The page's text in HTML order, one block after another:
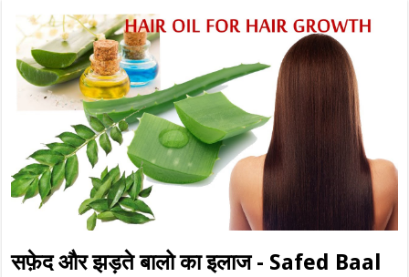
सफ़ेद और झड़ते बालो का इलाज - Safed Baal